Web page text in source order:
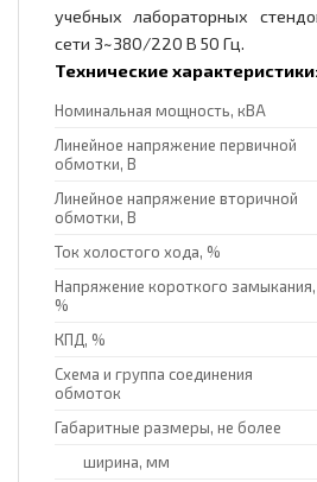
учебных лабораторных
сети 3~380/220 В 50 Гц.
Технические
Номинальная мощность, кВА
Линейное напряжение первичной
обмотки, В
Линейное напряжение вторичной
обмотки, В
Ток холостого хода, %
Напряжение короткого замыкания,
%
КПД, %
Схема и группа соединения
обмоток
Габаритные размеры, не более
ширина, мм